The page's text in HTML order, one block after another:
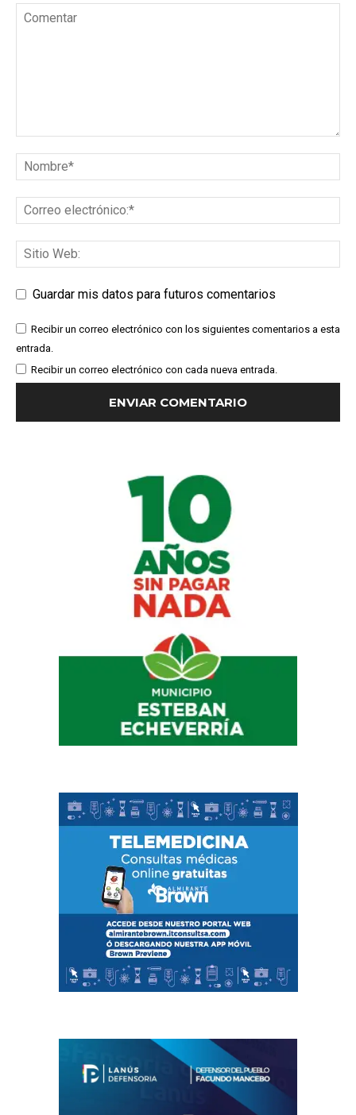
Guardar mis datos para futuros comentarios
Recibir un correo electrónico con los siguientes comentarios a esta
entrada.
Recibir un correo electrónico con cada nueva entrada.